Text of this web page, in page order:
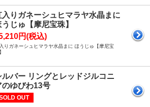
入りガネーシュヒマラヤ水晶まに
うじゅ【摩尼宝珠】
円(税込)
りガネーシュヒマラヤ水晶まに ほうじゅ【摩尼宝
ルバー リングとレッドジルコニ
のゆびわ13号
OUT